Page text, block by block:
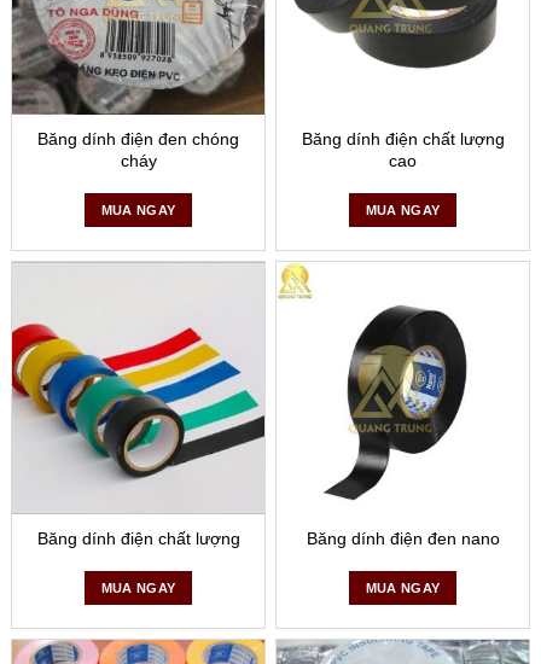
Khả năng nhịu nhiệt độ được thể hiện ở việc sản phẩm có thể
sử dụng trong môi trường nhiệt độ lên tới 150 độ C. Băng keo
cách điện cho các dây dẫn có phạm vi cường độ dòng điện sử
dụng được khuyến cáo dưới 600V.
Lớp keo dính sử dụng là
keo cao su, thành phần này giúp cho băng dính có độ bám
dính mạnh mẽ tránh việc bong tróc khi sử dụng trong thời
gian dài. Ngoài ra sản phẩm còn có khả năng chịu đựng thời
tiết khắc nghiệt khi được sử dụng ở điều kiện ngoài trời.
Mua băng keo điện chống cháy ở đâu
Băng dán điện chống cháyQuang Trung đảm bảo độ cách
Băng dính điện đen chóng
cháy
MUA NGAY
Băng dính điện chất lượng
cao
MUA NGAY
Băng dính điện chất lượng
MUA NGAY
Băng dính điện đen nano
MUA NGAY